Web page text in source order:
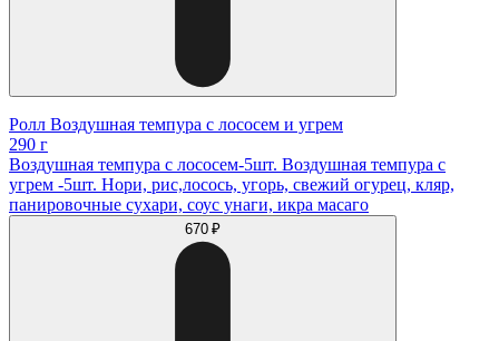
Ролл Воздушная темпура с лососем и угрем
290 г
Воздушная темпура с лососем-5шт. Воздушная темпура с
угрем -5шт. Нори, рис,лосось, угорь, свежий огурец, кляр,
панировочные сухари, соус унаги, икра масаго
670 ₽